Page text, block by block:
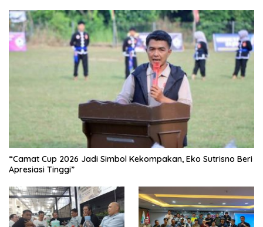
“Camat Cup 2026 Jadi Simbol Kekompakan, Eko Sutrisno Beri
Apresiasi Tinggi”